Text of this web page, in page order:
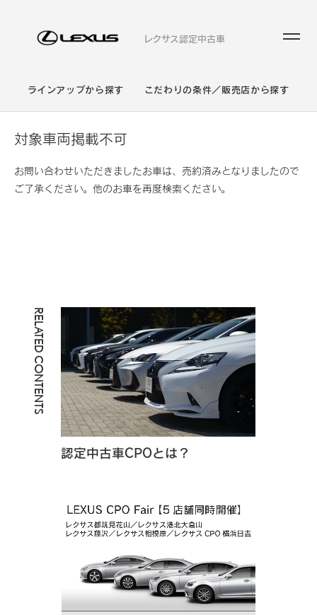
レクサス認定中古車
ラインアップから探す こだわりの条件／販売店から探す
対象車両掲載不可
お問い合わせいただきましたお車は、売約済みとなりましたので
ご了承ください。他のお車を再度検索ください。
RELATED CONTENTS
認定中古車CPOとは？